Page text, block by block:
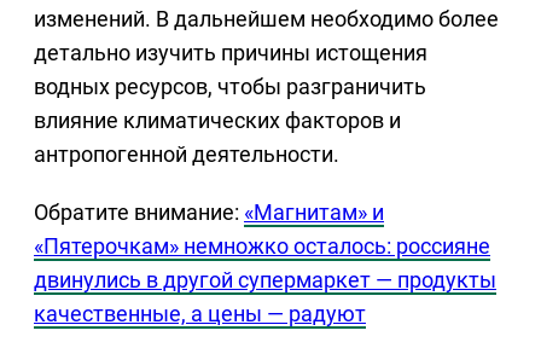
изменений. В дальнейшем необходимо более
детально изучить причины истощения
водных ресурсов, чтобы разграничить
влияние климатических факторов и
антропогенной деятельности.
Обратите внимание: «Магнитам» и
«Пятерочкам» немножко осталось: россияне
двинулись в другой супермаркет — продукты
качественные, а цены — радуют